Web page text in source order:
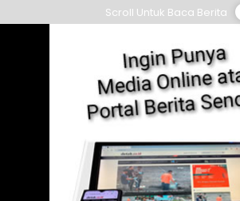
to
Scroll Untuk Baca Berita